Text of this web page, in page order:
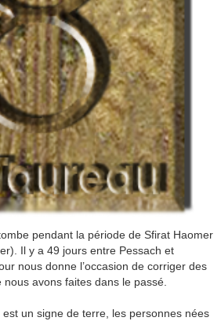
pendant la période de Sfirat Haomer
Il y a 49 jours entre Pessach et
nous donne l’occasion de corriger des
avons faites dans le passé.
est un signe de terre, les personnes nées